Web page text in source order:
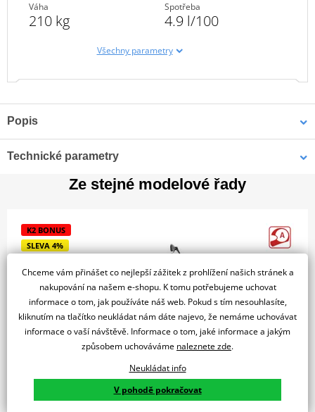
Váha
210 kg
Spotřeba
4.9 l/100
Všechny parametry
Popis
Po celé století pomáhala značka Moto Guzzi psát historii
motocyklového sportu a významně se podílela na jejím utváření.
založena po první světové válce dvěma přáteli, kteří pocházeli z
leteckého prostředí, se značka z Mandello del Lario u jezera Como
etablovala jako stálá hvězda na dvoukolovém nebi. Dřívější
úspěchy v motoristickém sportu k tomu přispěly stejně jako
velkolepé modely Moto Guzzi, které vždy chápaly, jak dokonale
skloubit funkčnost a ušlechtilý design
Technické parametry
Typ chlazení
Převodový stupeň 6.
ano
CO2 emise
119 g/km
Přední
Plovoucí kotouč z nerezové oceli Ø 320 mm,
Ze stejné modelové řady
K2 BONUS
SLEVA 4%
Moto Guzzi V7 STONE 850 E5+ - Nero Ruvido 2025
229 900 Kč
Chceme vám přinášet co nejlepší zážitek z prohlížení našich stránek a
nakupování na našem e-shopu. K tomu potřebujeme uchovat
informace o tom, jak používáte náš web. Pokud s tím nesouhlasíte,
kliknutím na tlačítko neukládat nám dáte najevo, že nemáme uchovávat
informace o vaší návštěvě. Informace o tom, jaké informace a jakým
způsobem uchováváme naleznete zde.
Neukládat info
V pohodě pokračovat